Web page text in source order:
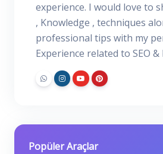
experience. I would love to
, Knowledge , techniques
professional tips with my
Experience related to SEO
Popüler Araçlar